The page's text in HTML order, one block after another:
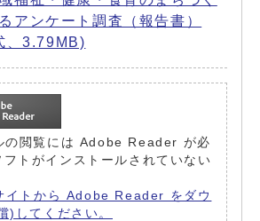
アンケート調査（報告書）
、3.79MB)
の閲覧には Adobe Reader が必
トがインストールされていない
イトから Adobe Reader をダウ
)してください。